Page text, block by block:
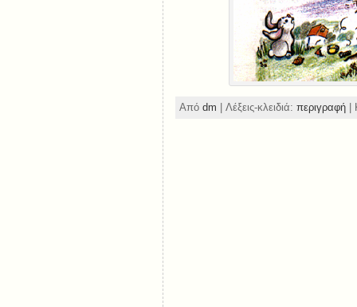
Από dm | Λέξεις-κλειδιά: περιγραφή|